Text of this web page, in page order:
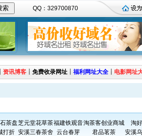
QQ：329700870
┊ 资讯博客 ┊ 免费收录网址 ┊ 福利网址大全 ┊ 电影网址
茶盘芝元堂花草茶福建铁观音淘茶客创业商城
淘
打折 安溪三春茶舍 云台春芽 君品茗茶
安溪